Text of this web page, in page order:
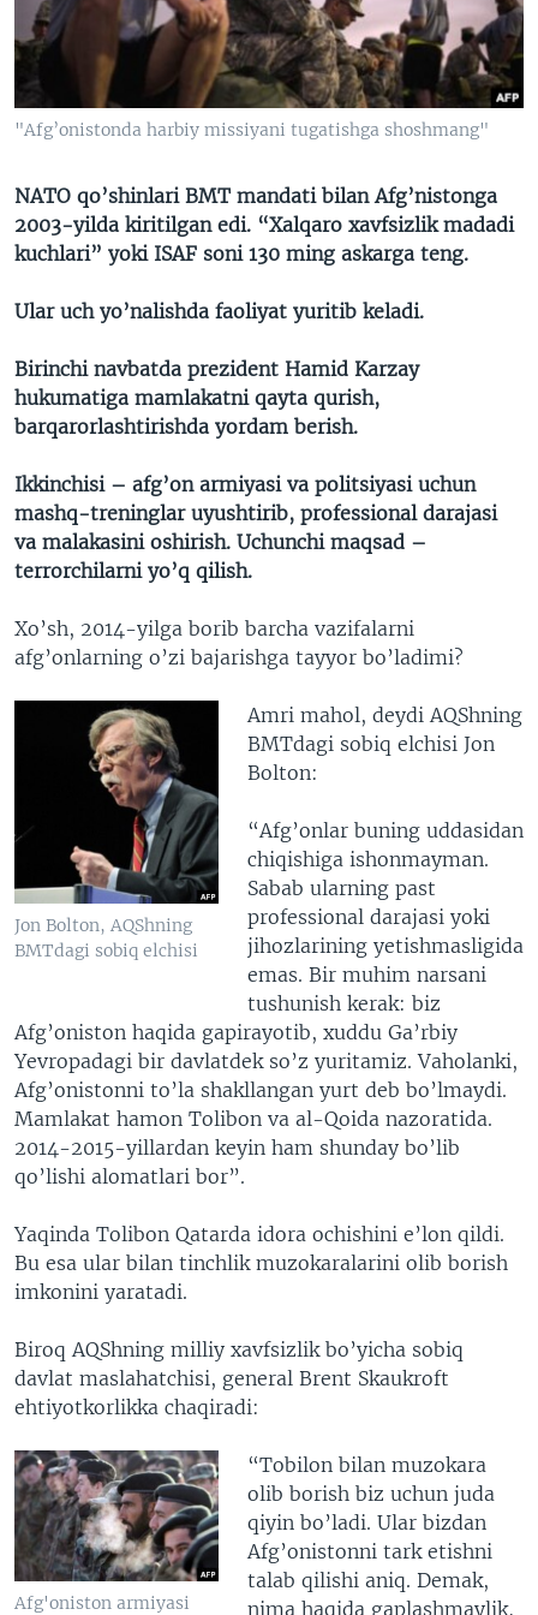
VIDEO
XABARLAR SURATLARDA
ODNOKLASSNIKI
TELEGRAM
TWITTER
"Afg’onistonda harbiy missiyani tugatishga shoshmang"
NATO qo’shinlari BMT mandati bilan Afg’nistonga
2003-yilda kiritilgan edi. “Xalqaro xavfsizlik madadi
kuchlari” yoki ISAF soni 130 ming askarga teng.
Ular uch yo’nalishda faoliyat yuritib keladi.
Birinchi navbatda prezident Hamid Karzay
hukumatiga mamlakatni qayta qurish,
barqarorlashtirishda yordam berish.
Ikkinchisi – afg’on armiyasi va politsiyasi uchun
mashq-treninglar uyushtirib, professional darajasi
va malakasini oshirish. Uchunchi maqsad –
terrorchilarni yo’q qilish.
Xo’sh, 2014-yilga borib barcha vazifalarni
afg’onlarning o’zi bajarishga tayyor bo’ladimi?
Jon Bolton, AQShning
BMTdagi sobiq elchisi
Amri mahol, deydi AQShning
BMTdagi sobiq elchisi Jon
Bolton:
“Afg’onlar buning uddasidan
chiqishiga ishonmayman.
Sabab ularning past
professional darajasi yoki
jihozlarining yetishmasligida
emas. Bir muhim narsani
tushunish kerak: biz
Afg’oniston haqida gapirayotib, xuddu Ga’rbiy
Yevropadagi bir davlatdek so’z yuritamiz. Vaholanki,
Afg’onistonni to’la shakllangan yurt deb bo’lmaydi.
Mamlakat hamon Tolibon va al-Qoida nazoratida.
2014-2015-yillardan keyin ham shunday bo’lib
qo’lishi alomatlari bor”.
Yaqinda Tolibon Qatarda idora ochishini e’lon qildi.
Bu esa ular bilan tinchlik muzokaralarini olib borish
imkonini yaratadi.
Biroq AQShning milliy xavfsizlik bo’yicha sobiq
davlat maslahatchisi, general Brent Skaukroft
ehtiyotkorlikka chaqiradi:
Afg'oniston armiyasi
“Tobilon bilan muzokara
olib borish biz uchun juda
qiyin bo’ladi. Ular bizdan
Afg’onistonni tark etishni
talab qilishi aniq. Demak,
nima haqida gaplashmaylik,